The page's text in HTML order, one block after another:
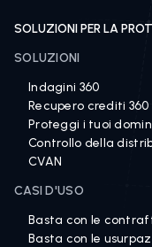
SOLUZIONI PER LA
SOLUZIONI
Indagini 360
Recupero crediti 360
Proteggi i tuoi
Controllo della
CVAN
CASI D'USO
Basta con le
Basta con le